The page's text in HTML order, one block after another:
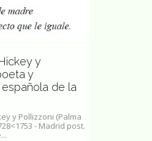
y
y
de la
y Pollizzoni (Palma
- Madrid post.